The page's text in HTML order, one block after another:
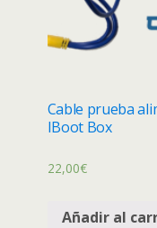
Cable prueba
IBoot Box
22,00€
Añadir al